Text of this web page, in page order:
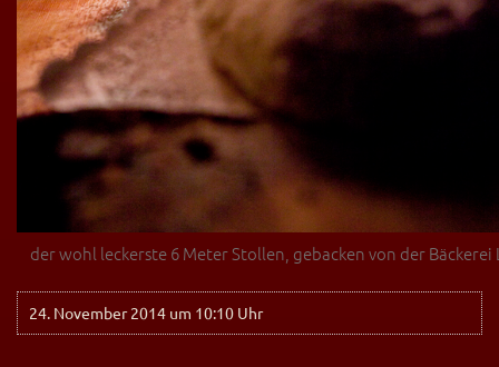
der wohl leckerste 6 Meter Stollen, gebacken von der Bäckerei
24. November 2014 um 10:10 Uhr